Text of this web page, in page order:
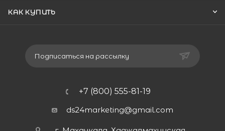
КАК КУПИТЬ
Подписаться на рассылку
+7 (800) 555-81-19
ds24marketing@gmail.com